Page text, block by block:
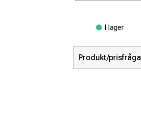
I lager
Produkt/prisfråga